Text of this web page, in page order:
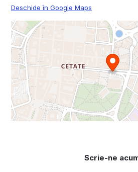
Deschide în Google Maps
Scrie-ne